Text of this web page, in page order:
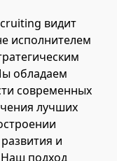
видит
исполнителем
обладаем
современных
лучших
и
Наш подход